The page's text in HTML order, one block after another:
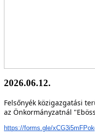
2026.06.12.
Felsőnyék közigazgatási
az Önkormányzatnál
https://forms.gle/